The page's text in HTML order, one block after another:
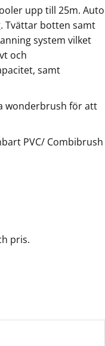
upp till 25m. Auto
Tvättar botten samt
system vilket
och
samt
wonderbrush för att
PVC/ Combibrush
pris.